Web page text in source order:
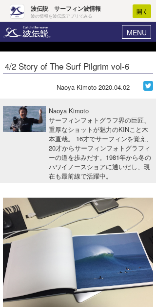
波伝説 サーフィン波情報
波の情報を波伝説アプリでみる
開く
MENU
ヘルプ マイホーム
ログイン
波情報･概況
WAVE HUNTER波予想ツール
会員メニュー
今月のプレゼント
4/2 Story of The Surf Pilgrim vol-6
Naoya Kimoto 2020.04.02
Naoya Kimoto
サーフィンフォトグラフ界の巨匠、
重厚なショットが魅力のKINこと木
本直哉。 16才でサーフィンを覚え、
20才からサーフィンフォトグラフィ
ーの道を歩みだす。1981年から冬の
ハワイノースショアに通いだし、現
在も最前線で活躍中。
Core Surf Japan
ファッション/グッズ
アート＆エンタメ
ショップ情報
湘南
ウラナミ
お知らせ